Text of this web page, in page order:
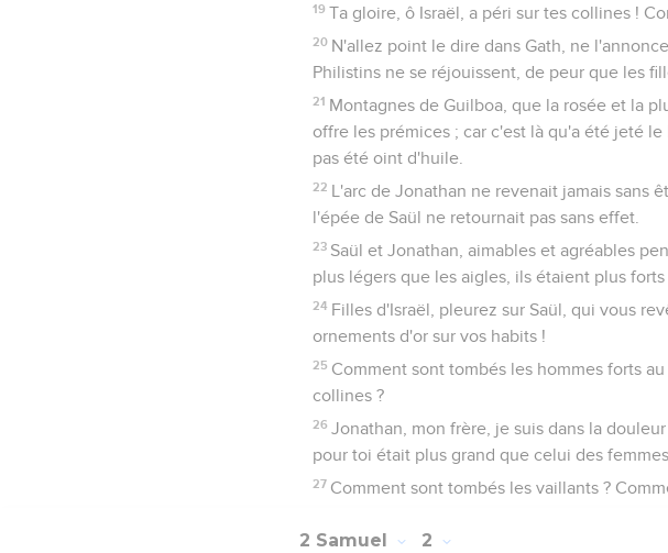
19 Ta gloire, ô Israël, a péri sur tes collines !
20 N'allez point le dire dans Gath, ne
Philistins ne se réjouissent, de peur que les
21 Montagnes de Guilboa, que la rosée et la
offre les prémices ; car c'est là qu'a été jeté
pas été oint d'huile.
22 L'arc de Jonathan ne revenait jamais sans
l'épée de Saül ne retournait pas sans effet.
23 Saül et Jonathan, aimables et agréables
plus légers que les aigles, ils étaient plus forts
24 Filles d'Israël, pleurez sur Saül, qui vous
ornements d'or sur vos habits !
25 Comment sont tombés les hommes forts
collines ?
26 Jonathan, mon frère, je suis dans la
pour toi était plus grand que celui des femmes.
27 Comment sont tombés les vaillants ?
2 Samuel 2